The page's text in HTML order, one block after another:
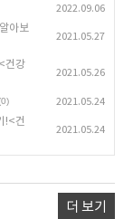
2022.09.06
아보
2021.05.27
건강
2021.05.26
2021.05.24
!<건
2021.05.24
더 보기